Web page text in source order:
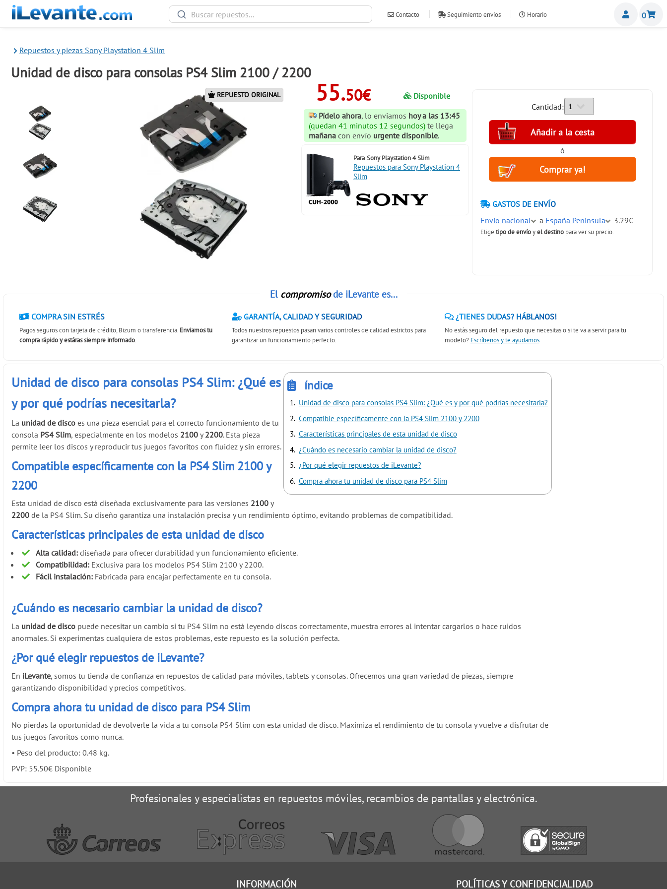
Contacto Seguimiento envíos Horario 0
Repuestos y piezas Sony Playstation 4 Slim
Unidad de disco para consolas PS4 Slim 2100 / 2200
REPUESTO ORIGINAL 55.50€
Disponible
Pídelo ahora, lo enviamos hoy a las 13:45
(quedan 41 minutos 12 segundos) te llega
mañana con envío urgente disponible.
Para Sony Playstation 4 Slim
Repuestos para Sony Playstation 4
Slim
Cantidad:
ó
GASTOS DE ENVÍO
Envio nacional
a España Peninsula 3.29€
Eligetipo de envíoyel destino para ver su precio.
El compromisode iLevante es...
COMPRA SIN ESTRÉS
Pagos seguros con tarjeta de crédito, Bizum o transferencia. Enviamos tu
compra rápido y estáras siempre informado.
GARANTÍA, CALIDAD Y SEGURIDAD
Todos nuestros repuestos pasan varios controles de calidad estrictos para
garantizar un funcionamiento perfecto.
¿TIENES DUDAS? HÁBLANOS!
No estás seguro del repuesto que necesitas o si te va a servir para tu
modelo? Escríbenos y te ayudamos
índice
Unidad de disco para consolas PS4 Slim: ¿Qué es y por qué podrías necesitarla?
Compatible específicamente con la PS4 Slim 2100 y 2200
Características principales de esta unidad de disco
¿Cuándo es necesario cambiar la unidad de disco?
¿Por qué elegir repuestos de iLevante?
Compra ahora tu unidad de disco para PS4 Slim
Unidad de disco para consolas PS4 Slim: ¿Qué es
y por qué podrías necesitarla?
La unidad de disco es una pieza esencial para el correcto funcionamiento de tu
consola PS4 Slim, especialmente en los modelos 2100 y2200. Esta pieza
permite leer los discos y reproducir tus juegos favoritos con fluidez y sin errores.
Compatible específicamente con la PS4 Slim 2100 y
2200
Esta unidad de disco está diseñada exclusivamente para las versiones 2100 y
2200 de la PS4 Slim. Su diseño garantiza una instalación precisa y un rendimiento óptimo, evitando problemas de compatibilidad.
Características principales de esta unidad de disco
Alta calidad: diseñada para ofrecer durabilidad y un funcionamiento eficiente.
Compatibilidad: Exclusiva para los modelos PS4 Slim 2100 y 2200.
Fácil instalación: Fabricada para encajar perfectamente en tu consola.
¿Cuándo es necesario cambiar la unidad de disco?
La unidad de disco puede necesitar un cambio si tu PS4 Slim no está leyendo discos correctamente, muestra errores al intentar cargarlos o hace ruidos
anormales. Si experimentas cualquiera de estos problemas, este repuesto es la solución perfecta.
¿Por qué elegir repuestos de iLevante?
En iLevante, somos tu tienda de confianza en repuestos de calidad para móviles, tablets y consolas. Ofrecemos una gran variedad de piezas, siempre
garantizando disponibilidad y precios competitivos.
Compra ahora tu unidad de disco para PS4 Slim
No pierdas la oportunidad de devolverle la vida a tu consola PS4 Slim con esta unidad de disco. Maximiza el rendimiento de tu consola y vuelve a disfrutar de
tus juegos favoritos como nunca.
• Peso del producto: 0.48 kg.
PVP: 55.50€ Disponible
Profesionales y especialistas en repuestos móviles, recambios de pantallas y electrónica.
INFORMACIÓN POLÍTICAS Y CONFIDENCIALIDAD